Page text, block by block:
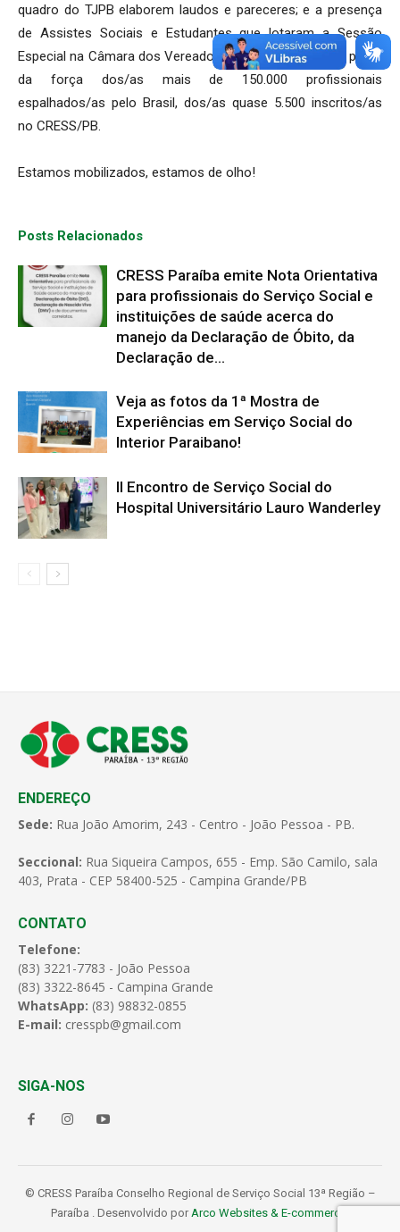
quadro do TJPB elaborem laudos e pareceres; e a presença
de Assistes Sociais e Estudantes que lotaram a Sessão
Especial na Câmara dos Vereadores de João Pessoa é prova
da força dos/as mais de 150.000 profissionais
espalhados/as pelo Brasil, dos/as quase 5.500 inscritos/as
no CRESS/PB.
Estamos mobilizados, estamos de olho!
Posts Relacionados
CRESS Paraíba emite Nota Orientativa
para profissionais do Serviço Social e
instituições de saúde acerca do
manejo da Declaração de Óbito, da
Declaração de...
Veja as fotos da 1ª Mostra de
Experiências em Serviço Social do
Interior Paraibano!
II Encontro de Serviço Social do
Hospital Universitário Lauro Wanderley
ENDEREÇO
Sede: Rua João Amorim, 243 - Centro - João Pessoa - PB.
Seccional: Rua Siqueira Campos, 655 - Emp. São Camilo, sala
403, Prata - CEP 58400-525 - Campina Grande/PB
CONTATO
Telefone:
(83) 3221-7783 - João Pessoa
(83) 3322-8645 - Campina Grande
WhatsApp: (83) 98832-0855
E-mail: cresspb@gmail.com
SIGA-NOS
© CRESS Paraíba Conselho Regional de Serviço Social 13ª Região –
Paraíba . Desenvolvido por Arco Websites & E-commerce